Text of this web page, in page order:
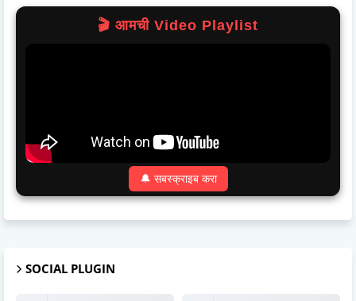
🎬 आमची Video Playlist
🔔 सबस्क्राइब करा
SOCIAL PLUGIN